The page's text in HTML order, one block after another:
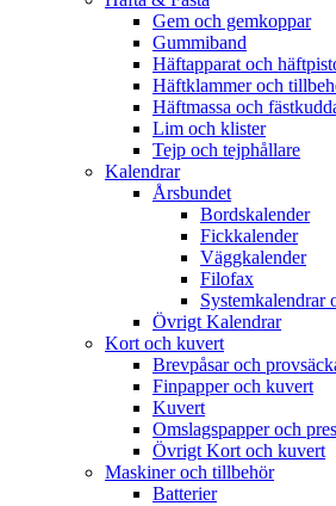
Gem och gemkoppar
Gummiband
Häftapparat och
Häftklammer och
Häftmassa och
Lim och klister
Tejp och tejphållare
Kalendrar
Årsbundet
Bordskalender
Fickkalender
Väggkalender
Filofax
Systemkalendrar
Övrigt Kalendrar
Kort och kuvert
Brevpåsar och
Finpapper och kuvert
Kuvert
Omslagspapper och
Övrigt Kort och kuvert
Maskiner och tillbehör
Batterier